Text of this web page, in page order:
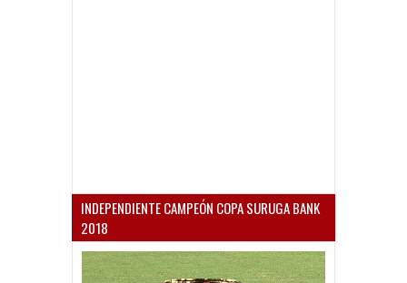
INDEPENDIENTE CAMPEÓN COPA SURUGA BANK
2018